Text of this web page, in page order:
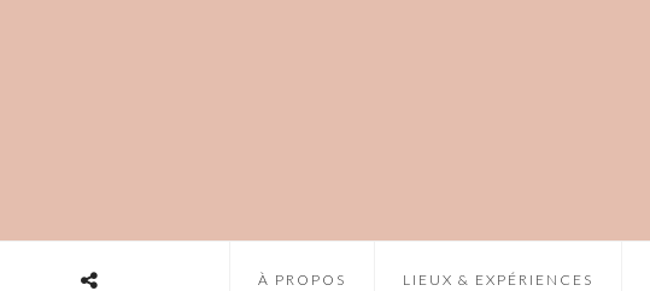
À PROPOS LIEUX & EXPÉRIENCES